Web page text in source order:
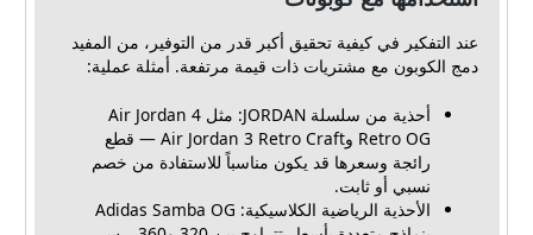
عند التفكير في كيفية تحقيق أكبر قدر من التوفير، من المفيد
دمج الكوبون مع مشتريات ذات قيمة مرتفعة. أمثلة عملية:
أحذية من سلسلة JORDAN: مثل Air Jordan 4
Retro OG وAir Jordan 3 Retro Craft — قطع
رائجة وسعرها قد يكون مناسباً للاستفادة من خصم
نسبي أو ثابت.
الأحذية الرياضية الكلاسيكية: Adidas Samba OG